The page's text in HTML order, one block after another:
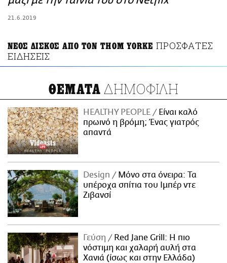
21.6.2019
ΝΕΟΣ ΔΙΣΚΟΣ ΑΠΟ ΤΟΝ THOM YORKE ΠΡΟΣΦΑΤΕΣ
ΕΙΔΗΣΕΙΣ
ΘΕΜΑΤΑ ΔΗΜΟΦΙΛΗ
HEALTHY PEOPLE
Είναι καλό
πρωινό η βρόμη; Ένας γιατρός
απαντά
Design
Μόνο στα όνειρα: Τα
υπέροχα σπίτια του Ιμπέρ ντε
Ζιβανσί
Γεύση
Red Jane Grill: Η πιο
νόστιμη και χαλαρή αυλή στα
Χανιά (ίσως και στην Ελλάδα)